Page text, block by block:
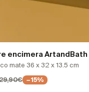
encimera ArtandBath
mate 36 x 32 x 13.5 cm
−15%